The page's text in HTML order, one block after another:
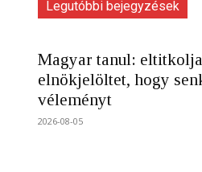
Legutóbbi bejegyzések
Magyar tanul:
elnökjelöltet, hogy
véleményt
2026-08-05